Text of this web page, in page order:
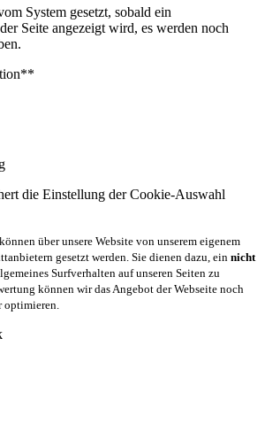
System gesetzt, sobald ein
Seite angezeigt wird, es werden noch
die Einstellung der Cookie-Auswahl
über unsere Website von unserem eigenem
gesetzt werden. Sie dienen dazu, ein nicht
Surfverhalten auf unseren Seiten zu
können wir das Angebot der Webseite noch
optimieren.